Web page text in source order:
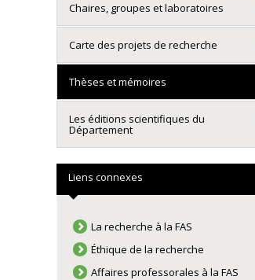
Chaires, groupes et laboratoires
Carte des projets de recherche
Thèses et mémoires
Les éditions scientifiques du
Département
Liens connexes
La recherche à la FAS
Éthique de la recherche
Affaires professorales à la FAS